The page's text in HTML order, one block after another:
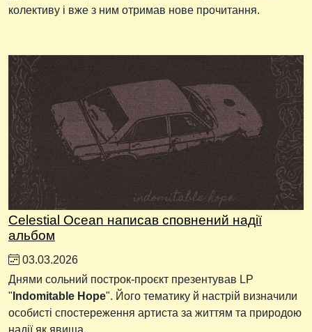
колективу і вже з ним отримав нове прочитання.
Celestial Ocean написав сповнений надії
альбом
03.03.2026
Днями сольний построк-проєкт презентував LP
" Indomitable Hope". Його тематику й настрій визначили
особисті спостереження артиста за життям та природою
надії як явища.